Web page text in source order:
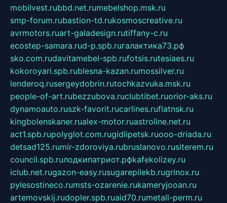
mobilvest.rubbd.net.rumebelshop.msk.ru
smp-forum.rubastion-td.rukosmoscreative.ru
avrmotors.ruart-galadesign.rutiffany-c.ru
ecostep-samara.rud-p.spb.ruгалактика73.рф
sko.com.rudavitamebel-spb.rufotsis.rutesiaes.ru
kokoroyari.spb.rublesna-kazan.rumossilver.ru
lenderoq.rusergeydobrin.rutochkazvuka.msk.ru
people-of-art.rubezzubova.ruclubtibet.ruorior-aks.ru
dynamoauto.ruszk-favorit.rucarlines.ruflatnsk.ru
kingbolenskaner.rualex-motor.ruastroline.net.ru
act1.spb.rupolyglot.com.rugidlipetsk.ruooo-driada.ru
detsad125.rumir-zdoroviya.rubruslanovo.rusiterem.ru
council.spb.ruлодкипатриот.рфkafekolizey.ru
iclub.net.rugazon-easy.rusugarepilekb.rugrinox.ru
pylesostineco.rumsts-ozarenie.rukameryjooan.ru
artemovskij.rudopler.spb.ruaid70.rumetall-perm.ru